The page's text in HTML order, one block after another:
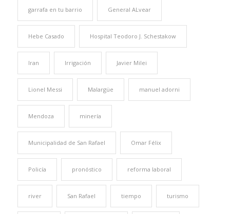
garrafa en tu barrio General ALvear
Hebe Casado Hospital Teodoro J. Schestakow
Iran Irrigación Javier Milei
Lionel Messi Malargüe manuel adorni
Mendoza minería
Municipalidad de San Rafael Omar Félix
Policía pronóstico reforma laboral
river San Rafael tiempo turismo